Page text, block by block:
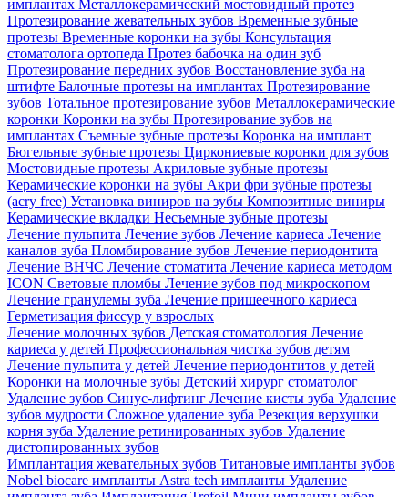
имплантах Металлокерамический мостовидный протез
Протезирование жевательных зубов Временные зубные
протезы Временные коронки на зубы Консультация
стоматолога ортопеда Протез бабочка на один зуб
Протезирование передних зубов Восстановление зуба на
штифте Балочные протезы на имплантах Протезирование
зубов Тотальное протезирование зубов Металлокерамические
коронки Коронки на зубы Протезирование зубов на
имплантах Съемные зубные протезы Коронка на имплант
Бюгельные зубные протезы Циркониевые коронки для зубов
Мостовидные протезы Акриловые зубные протезы
Керамические коронки на зубы Акри фри зубные протезы
(acry free) Установка виниров на зубы Композитные виниры
Керамические вкладки Несъемные зубные протезы
Лечение пульпита Лечение зубов Лечение кариеса Лечение
каналов зуба Пломбирование зубов Лечение периодонтита
Лечение ВНЧС Лечение стоматита Лечение кариеса методом
ICON Световые пломбы Лечение зубов под микроскопом
Лечение гранулемы зуба Лечение пришеечного кариеса
Герметизация фиссур у взрослых
Лечение молочных зубов Детская стоматология Лечение
кариеса у детей Профессиональная чистка зубов детям
Лечение пульпита у детей Лечение периодонтитов у детей
Коронки на молочные зубы Детский хирург стоматолог
Удаление зубов Синус-лифтинг Лечение кисты зуба Удаление
зубов мудрости Сложное удаление зуба Резекция верхушки
корня зуба Удаление ретинированных зубов Удаление
дистопированных зубов
Имплантация жевательных зубов Титановые импланты зубов
Nobel biocare импланты Astra tech импланты Удаление